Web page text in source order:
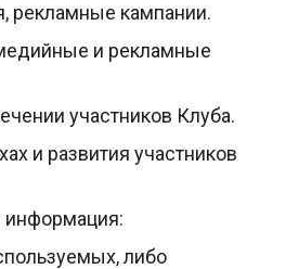
рекламные кампании.
и рекламные
участников Клуба.
и развития участников
информация:
либо